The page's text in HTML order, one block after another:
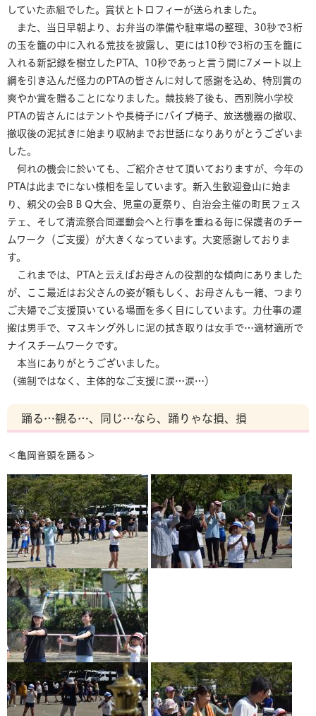
していた赤組でした。賞状とトロフィーが送られました。
また、当日早朝より、お弁当の準備や駐車場の整理、30秒で3桁
の玉を籠の中に入れる荒技を披露し、更には10秒で3桁の玉を籠に
入れる新記録を樹立したPTA、10秒であっと言う間に7メート以上
綱を引き込んだ怪力のPTAの皆さんに対して感謝を込め、特別賞の
爽やか賞を贈ることになりました。競技終了後も、西別院小学校
PTAの皆さんにはテントや長椅子にパイプ椅子、放送機器の撤収、
撤収後の泥拭きに始まり収納までお世話になりありがとうございま
した。
何れの機会に於いても、ご紹介させて頂いておりますが、今年の
PTAは此までにない様相を呈しています。新入生歓迎登山に始ま
り、親父の会B B Q大会、児童の夏祭り、自治会主催の町民フェス
テェ、そして清流祭合同運動会へと行事を重ねる毎に保護者のチー
ムワーク（ご支援）が大きくなっています。大変感謝しておりま
す。
これまでは、PTAと云えばお母さんの役割的な傾向にありました
が、ここ最近はお父さんの姿が頼もしく、お母さんも一緒、つまり
ご夫婦でご支援頂いている場面を多く目にしています。力仕事の運
搬は男手で、マスキング外しに泥の拭き取りは女手で…適材適所で
ナイスチームワークです。
本当にありがとうございました。
（強制ではなく、主体的なご支援に涙…涙…）
踊る…観る…、同じ…なら、踊りゃな損、損
＜亀岡音頭を踊る＞